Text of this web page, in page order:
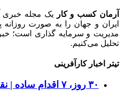
آرمان کسب و کار
یک مجله خبری
ایران و جهان را به صورت
مدیریت و سرمایه گذاری است؛
تحلیل می‌کنیم.
تیتر اخبار کارآفرینی
۳۰ روز، ۷ اقدام ساده | نقشه راهی برای رشد یک کسب‌وکار اینترنتی